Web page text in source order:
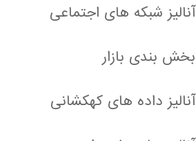
آنالیز شبکه های اجتماعی
بخش بندی بازار
آنالیز داده های کهکشانی